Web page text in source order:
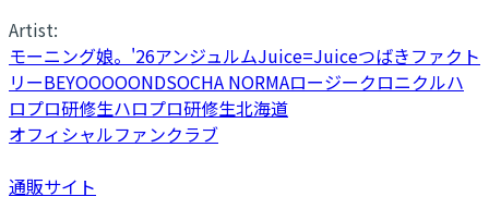
Artist:
モーニング娘。'26アンジュルムJuice=Juiceつばきファクト
リーBEYOOOOONDSOCHA NORMAロージークロニクルハ
ロプロ研修生ハロプロ研修生北海道
オフィシャルファンクラブ
通販サイト